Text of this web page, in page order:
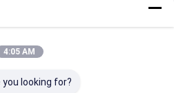
4:05 AM
looking for?